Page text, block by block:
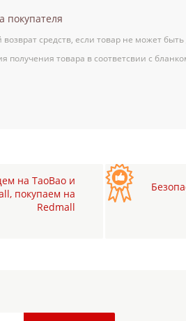
покупателя
средств, если товар не может быть
получения товара в соответсвии с
на TaoBao и
покупаем на
Redmall